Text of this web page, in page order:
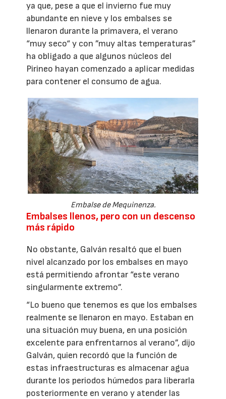
ya que, pese a que el invierno fue muy
abundante en nieve y los embalses se
llenaron durante la primavera, el verano
“muy seco“ y con ”muy altas temperaturas”
ha obligado a que algunos núcleos del
Pirineo hayan comenzado a aplicar medidas
para contener el consumo de agua.
Embalse de Mequinenza.
Embalses llenos, pero con un descenso
más rápido
No obstante, Galván resaltó que el buen
nivel alcanzado por los embalses en mayo
está permitiendo afrontar “este verano
singularmente extremo”.
“Lo bueno que tenemos es que los embalses
realmente se llenaron en mayo. Estaban en
una situación muy buena, en una posición
excelente para enfrentarnos al verano”, dijo
Galván, quien recordó que la función de
estas infraestructuras es almacenar agua
durante los periodos húmedos para liberarla
posteriormente en verano y atender las